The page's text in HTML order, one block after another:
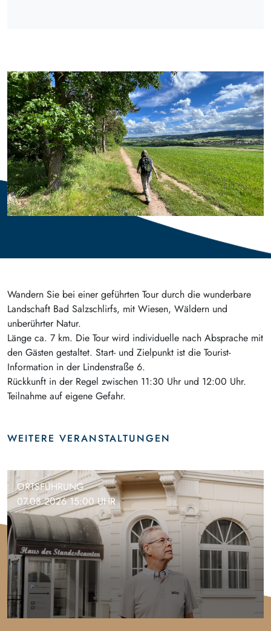
Wandern Sie bei einer geführten Tour durch die wunderbare
Landschaft Bad Salzschlirfs, mit Wiesen, Wäldern und
unberührter Natur.
Länge ca. 7 km. Die Tour wird individuelle nach Absprache mit
den Gästen gestaltet. Start- und Zielpunkt ist die Tourist-
Information in der Lindenstraße 6.
Rückkunft in der Regel zwischen 11:30 Uhr und 12:00 Uhr.
Teilnahme auf eigene Gefahr.
WEITERE VERANSTALTUNGEN
ORTSFÜHRUNG
07.08.2026 15:00 UHR